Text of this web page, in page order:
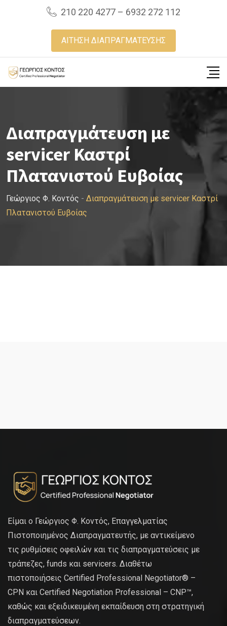
210 220 4277 – 6932 272 112
ΑΙΤΗΣΗ ΔΙΑΠΡΑΓΜΑΤΕΥΣΗΣ
Διαπραγμάτευση με
servicer Καστρί
Πλατανιστού Ευβοίας
Γεώργιος Φ. Κοντός - Διαπραγμάτευση με servicer Καστρί
Πλατανιστού Ευβοίας
Είμαι ο Γεώργιος Φ. Κοντός, Επαγγελματίας
Πιστοποιημένος Διαπραγματευτής, με αντικείμενο
τις ρυθμίσεις οφειλών και τις διαπραγματεύσεις με
τράπεζες, funds και servicers. Διαθέτω
πιστοποιήσεις Certified Professional Negotiator® –
CPN και Certified Negotiation Professional – CNP™,
καθώς και εξειδικευμένη εκπαίδευση στη στρατηγική
διαπραγματεύσεων.